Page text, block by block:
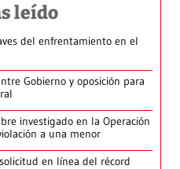
leído
del enfrentamiento en el
Gobierno y oposición para
investigado en la Operación
a una menor
en línea del récord